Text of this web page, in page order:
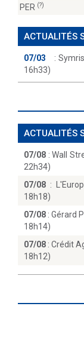
PER (?)
ACTUALITÉS
07/03 :
16h33)
ACTUALITÉS
07/08 :Wall
22h34)
07/08 :
18h18)
07/08 :Gérard
18h14)
07/08 : Crédit
18h12)